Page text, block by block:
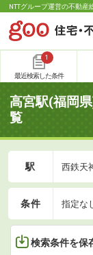
NTTグループ運営の不動産
1
最近検索した条件
高宮駅(福岡
覧
駅 西鉄天
条件 指定な
検索条件を保